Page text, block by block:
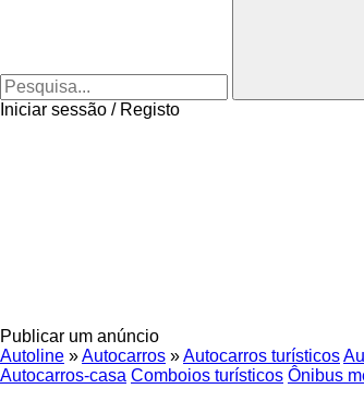
Iniciar sessão / Registo
Publicar um anúncio
Autoline »Autocarros »Autocarros turísticos
Autocarros-casa Comboios turísticos Ônibus